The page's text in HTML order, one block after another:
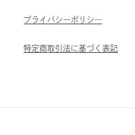
ブライパシーポリシ―
特定商取引法に基づく表記